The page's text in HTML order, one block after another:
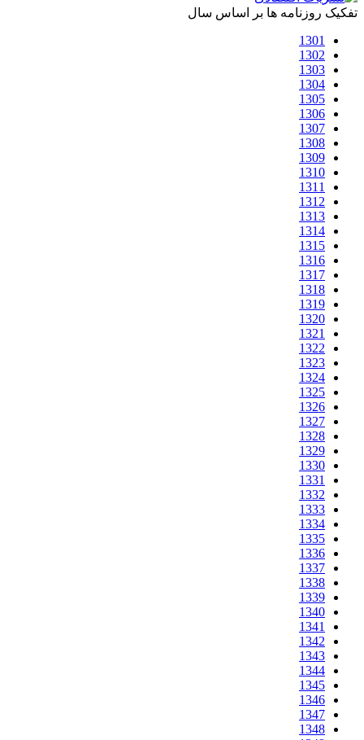
تفکیک روزنامه ها بر اساس سال
1301
1302
1303
1304
1305
1306
1307
1308
1309
1310
1311
1312
1313
1314
1315
1316
1317
1318
1319
1320
1321
1322
1323
1324
1325
1326
1327
1328
1329
1330
1331
1332
1333
1334
1335
1336
1337
1338
1339
1340
1341
1342
1343
1344
1345
1346
1347
1348